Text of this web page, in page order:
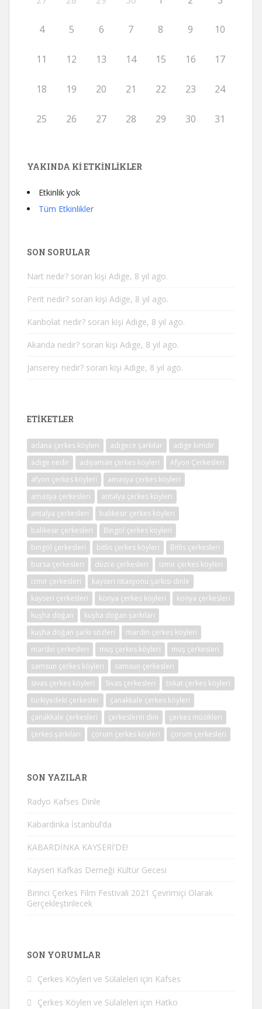
4 5 6 7 8 9 10
11 12 13 14 15 16 17
18 19 20 21 22 23 24
25 26 27 28 29 30 31
YAKINDA KI ETKINLIKLER
Etkinlik yok
Tüm Etkinlikler
SON SORULAR
Nart nedir? soran kişi Adige, 8 yıl ago.
Perit nedir? soran kişi Adige, 8 yıl ago.
Kanbolat nedir? soran kişi Adige, 8 yıl ago.
Akanda nedir? soran kişi Adige, 8 yıl ago.
Janserey nedir? soran kişi Adige, 8 yıl ago.
ETIKETLER
adana çerkes köyleri adigece şarkılar
adige kimdir
adige nedir
adıyaman çerkes köyleri
Afyon Çerkesleri
afyon çerkes köyleri
amasya çerkes köyleri
amasya çerkesleri
antalya çerkes köyleri
antalya çerkesleri
balıkesir çerkes köyleri
balıkesir çerkesleri
Bingöl çerkes köyleri
bingöl çerkesleri
bitlis çerkes köyleri
Bitlis çerkesleri
bursa çerkesleri
düzce çerkesleri
izmir çerkes köyleri
izmir çerkesleri
kayseri istasyonu şarkısı dinle
kayseri çerkesleri
konya çerkes köyleri
konya çerkesleri
kuşha doğan
kuşha doğan şarkıları
kuşha doğan şarkı sözleri
mardin çerkes köyleri
mardin çerkesleri
muş çerkes köyleri
muş çerkesleri
samsun çerkes köyleri
samsun çerkesleri
sivas çerkes köyleri
Sivas çerkesleri
tokat çerkes köyleri
türkiyedeki çerkesler
çanakkale çerkes köyleri
çanakkale çerkesleri
çerkeslerin dini
çerkes müzikleri
çerkes şarkıları
çorum çerkes köyleri çorum çerkesleri
SON YAZILAR
Radyo Kafses Dinle
Kabardinka İstanbul’da
KABARDİNKA KAYSERİ’DE!
Kayseri Kafkas Derneği Kültür Gecesi
Birinci Çerkes Film Festivali 2021 Çevrimiçi Olarak
Gerçekleştirilecek
SON YORUMLAR
Çerkes Köyleri ve Sülaleleri için Kafses
Çerkes Köyleri ve Sülaleleri için Hatko